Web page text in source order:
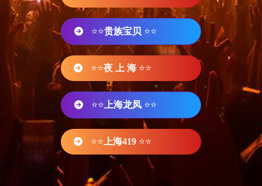
⭐⭐贵族宝贝 ⭐⭐
⭐⭐夜 上 海 ⭐⭐
⭐⭐ 上海龙凤 ⭐⭐
⭐⭐ 上海419 ⭐⭐